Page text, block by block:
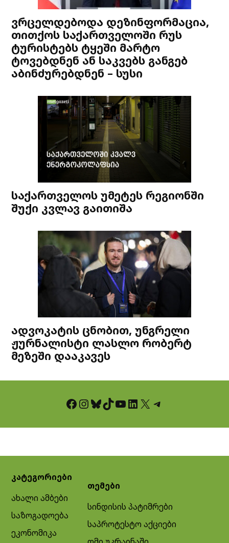
ვრცელდებოდა დეზინფორმაცია,
თითქოს საქართველოში რუს
ტურისტებს ტყეში მარტო
ტოვებდნენ ან საკვებს განგებ
აბინძურებდნენ – სუსი
საქართველოს უმეტეს რეგიონში
შუქი კვლავ გაითიშა
ადვოკატის ცნობით, უნგრელი
ჟურნალისტი ლასლო რობერტ
მეზეში დააკავეს
Facebook InstagramBluesky TikTok YouTube LinkedIn X Telegram
კატეგორიები
ახალი ამბები
საზოგადოება
ეკონომიკა
თემები
სინდისის პატიმრები
საპროტესტო აქციები